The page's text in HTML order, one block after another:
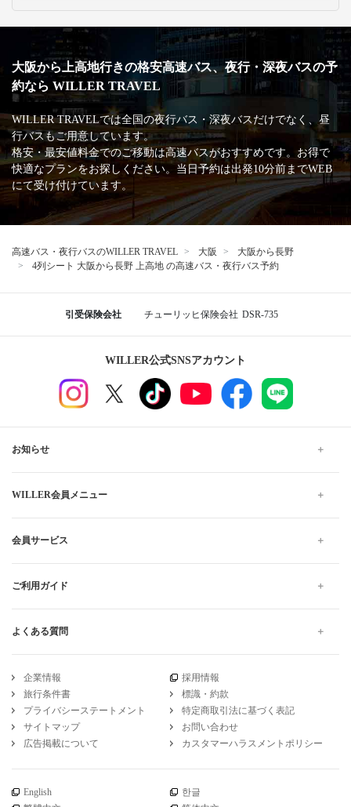
大阪から上高地行きの格安高速バス、夜行・深夜バスの予
約なら WILLER TRAVEL
WILLER TRAVELでは全国の夜行バス・深夜バスだけでなく、昼
行バスもご用意しています。
格安・最安値料金でのご移動は高速バスがおすすめです。お得で
快適なプランをお探しください。当日予約は出発10分前までWEB
にて受け付けています。
高速バス・夜行バスのWILLER TRAVEL 大阪
大阪から長野
4列シート 大阪から長野 上高地 の高速バス・夜行バス予約
引受保険会社 チューリッヒ保険会社 DSR-735
WILLER公式SNSアカウント
お知らせ
WILLER会員メニュー
会員サービス
ご利用ガイド
よくある質問
企業情報
採用情報
旅行条件書
標識・約款
プライバシーステートメント
特定商取引法に基づく表記
サイトマップ
お問い合わせ
広告掲載について
カスタマーハラスメントポリシー
English
한글